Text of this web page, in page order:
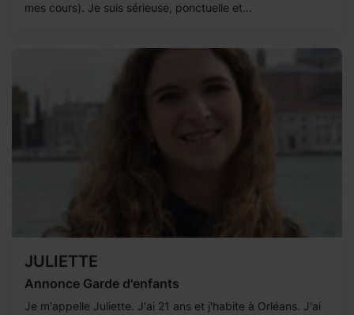
mes cours). Je suis sérieuse, ponctuelle et...
JULIETTE
Annonce Garde d'enfants
Je m'appelle Juliette. J'ai 21 ans et j'habite à Orléans. J'ai